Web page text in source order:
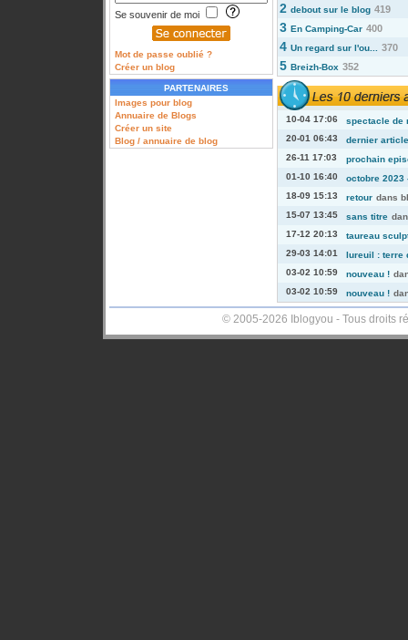
Se souvenir de moi
Mot de passe oublié ?
Créer un blog
PARTENAIRES
Images pour blog
Annuaire de Blogs
Créer un site
Blog / annuaire de blog
2 debout sur le blog 419
3 En Camping-Car 400
4 Un regard sur l'ou... 370
5 Breizh-Box 352
10-04 17:06
spectacle de
20-01 06:43
dernier
26-11 17:03
prochain
01-10 16:40
octobre 2023
18-09 15:13
retour dans
15-07 13:45
sans titre
17-12 20:13
taureau
29-03 14:01
lureuil : terre
03-02 10:59
nouveau !
03-02 10:59
nouveau !
© 2005-2026 Iblogyou - Tous droits